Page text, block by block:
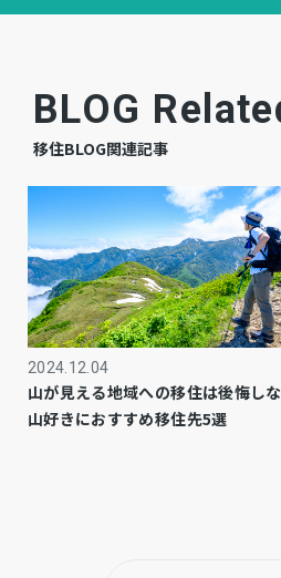
上水道 公共
ガス 都市ガス
都市計画 市街化区域
用途地域 1種低層
設備・条件 －
■そうてつローゼン
BLOG
移住BLOG関連記事
2024.12.04
山が見える地域への移住は後悔し
山好きにおすすめ移住先5選